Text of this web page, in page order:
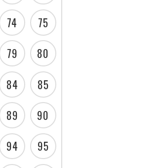
74
75
79
80
84
85
89
90
94
95